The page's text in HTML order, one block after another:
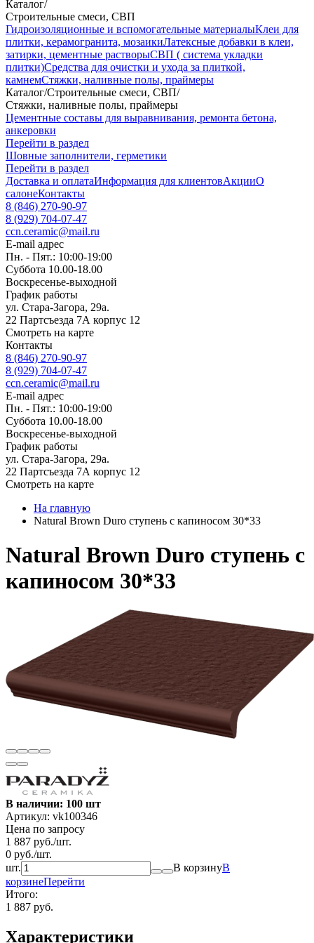
Каталог/
Строительные смеси, СВП
Гидроизоляционные и вспомогательные материалыКлеи для
плитки, керамогранита, мозаикиЛатексные добавки в клеи,
затирки, цементные растворыСВП ( система укладки
плитки)Средства для очистки и ухода за плиткой,
камнемСтяжки, наливные полы, праймеры
Каталог/Строительные смеси, СВП/
Стяжки, наливные полы, праймеры
Цементные составы для выравнивания, ремонта бетона,
анкеровки
Перейти в раздел
Шовные заполнители, герметики
Перейти в раздел
Доставка и оплатаИнформация для клиентовАкцииО
салонеКонтакты
8 (846) 270-90-97
8 (929) 704-07-47
ccn.ceramic@mail.ru
E-mail адрес
Пн. - Пят.: 10:00-19:00
Суббота 10.00-18.00
Воскресенье-выходной
График работы
ул. Стара-Загора, 29а.
22 Партсъезда 7А корпус 12
Смотреть на карте
Контакты
8 (846) 270-90-97
8 (929) 704-07-47
ccn.ceramic@mail.ru
E-mail адрес
Пн. - Пят.: 10:00-19:00
Суббота 10.00-18.00
Воскресенье-выходной
График работы
ул. Стара-Загора, 29а.
22 Партсъезда 7А корпус 12
Смотреть на карте
На главную
Natural Brown Duro ступень с капиносом 30*33
Natural Brown Duro ступень с
капиносом 30*33
В наличии: 100 шт
Артикул: vk100346
Цена по запросу
1 887 руб./шт.
0 руб./шт.
шт.
В корзинуВ
корзинеПерейти
Итого:
1 887 руб.
Характеристики